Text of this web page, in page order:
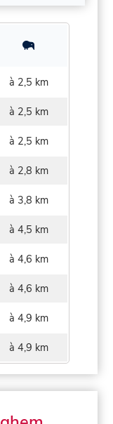
à 2,5 km
à 2,5 km
à 2,5 km
à 2,8 km
à 3,8 km
à 4,5 km
à 4,6 km
à 4,6 km
à 4,9 km
à 4,9 km